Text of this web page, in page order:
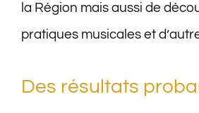
la Région mais aussi de
pratiques musicales et
Des résultats